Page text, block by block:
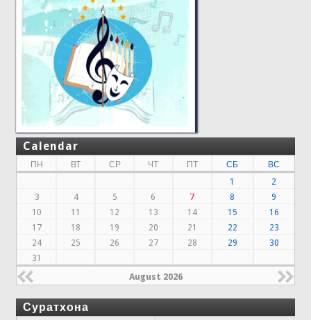
Calendar
ПН ВТ СР ЧТ ПТ СБ
ВС
1
2
3
4 5 6 7 8
9
10
11 12 13 14 15
16
17
18 19 20 21 22
23
24
25 26 27 28 29
30
31
August 2026
Суратхона